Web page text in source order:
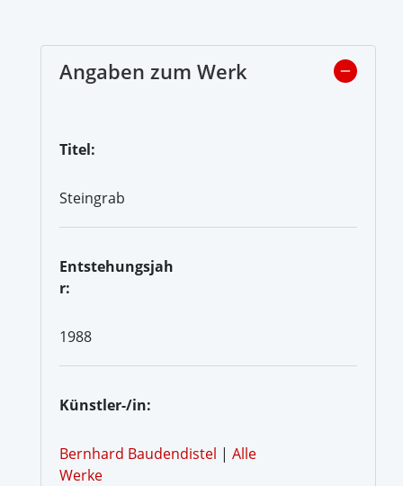
Angaben zum Werk
Titel:
Steingrab
Entstehungsjah
r:
1988
Künstler-/in:
Bernhard Baudendistel | Alle
Werke